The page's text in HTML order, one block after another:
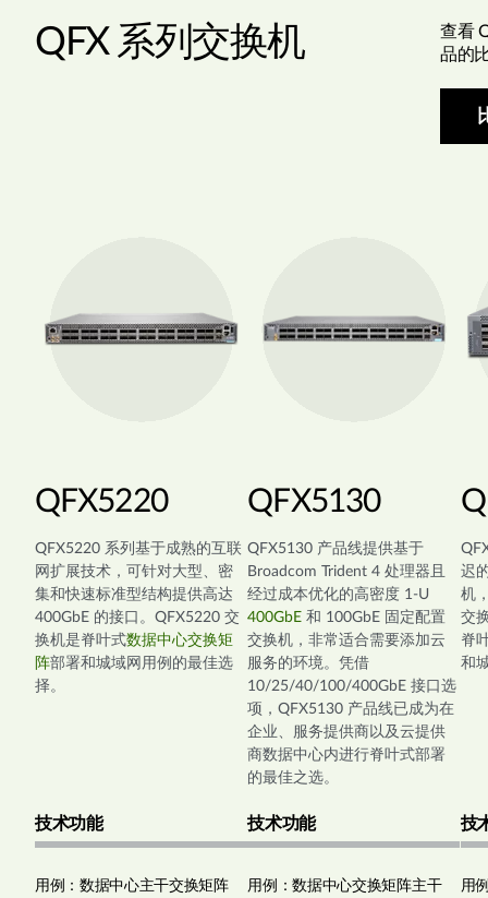
QFX 系列交换机
查看
品的
QFX5220
QFX5220 系列基于成熟的互联
网扩展技术，可针对大型、密
集和快速标准型结构提供高达
400GbE 的接口。QFX5220 交
换机是脊叶式数据中心交换矩
阵部署和城域网用例的最佳选
择。
技术功能
用例：数据中心主干交换矩阵
QFX5130
QFX5130 产品线提供基于
Broadcom Trident 4 处理器且
经过成本优化的高密度 1-U
400GbE 和 100GbE 固定配置
交换机，非常适合需要添加云
服务的环境。凭借
10/25/40/100/400GbE 接口选
项，QFX5130 产品线已成为在
企业、服务提供商以及云提供
商数据中心内进行脊叶式部署
的最佳之选。
技术功能
用例：数据中心交换矩阵主干
迟
机
交
脊
和
技
用